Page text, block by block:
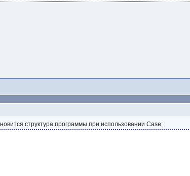
структура программы при использовании Case: